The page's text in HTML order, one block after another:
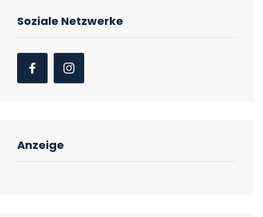
Soziale Netzwerke
Anzeige